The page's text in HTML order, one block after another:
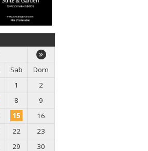
Sab
Dom
1
2
8
9
15
16
22
23
29 30